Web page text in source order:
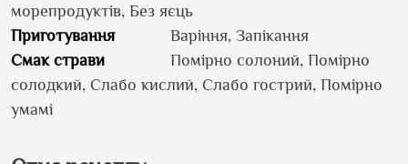
морепродуктів, Без яєць
Приготування
Варіння, Запікання
Смак страви
Помірно солоний, Помірно
солодкий, Слабо кислий, Слабо гострий, Помірно
умамі